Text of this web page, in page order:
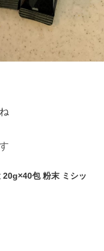
20g×40包 粉末 ミシッ